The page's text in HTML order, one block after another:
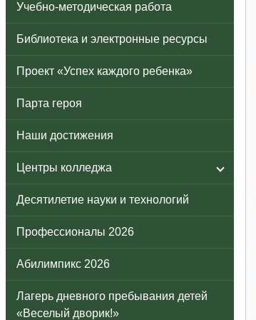
Учебно-методическая работа
Библиотека и электронные ресурсы
Проект «Успех каждого ребенка»
Парта героя
Наши достижения
Центры колледжа
Десятилетие науки и технологий
Профессионалы 2026
Абилимпикс 2026
Лагерь дневного пребывания детей
«Веселый дворик!»